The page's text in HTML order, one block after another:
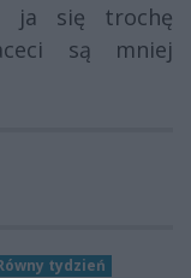
ja się trochę
są mniej
tydzień